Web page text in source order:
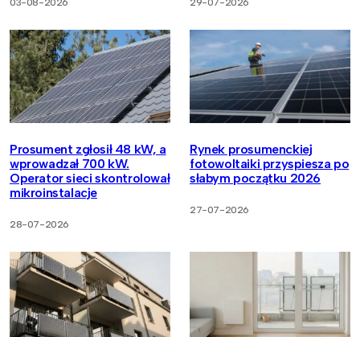
Prosument zgłosił 48 kW, a
wprowadzał 700 kW.
Operator sieci skontrolował
mikroinstalacje
28-07-2026
Rynek prosumenckiej
fotowoltaiki przyspiesza po
słabym początku 2026
27-07-2026